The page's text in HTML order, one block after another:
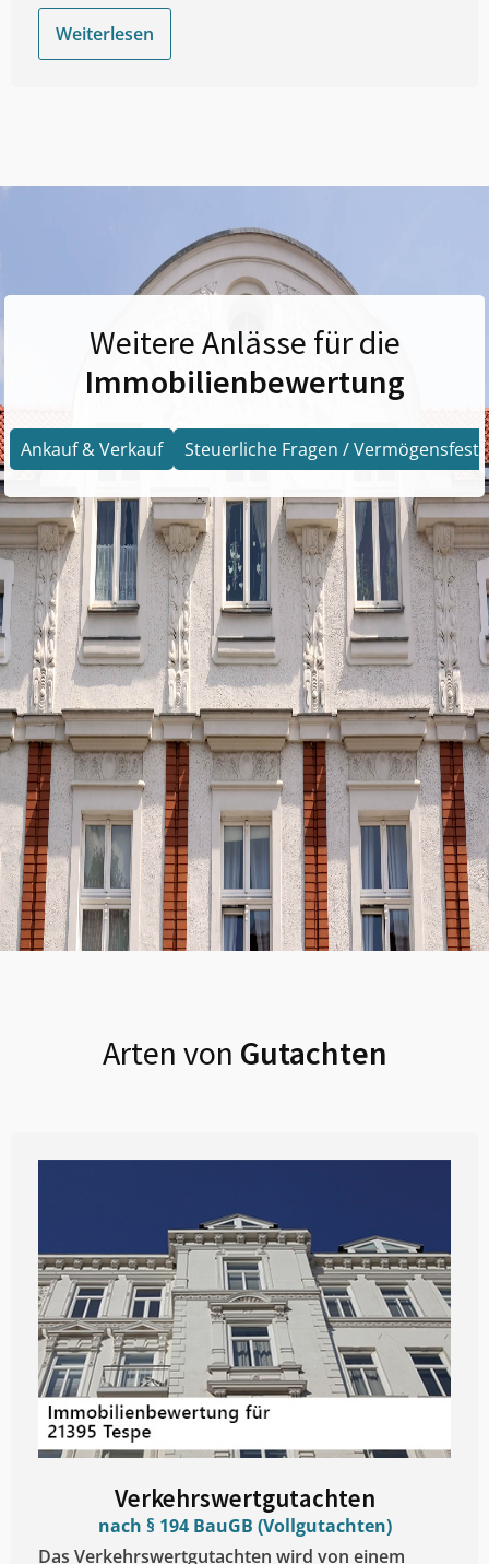
Weiterlesen
Weitere Anlässe für die
Immobilienbewertung
Ankauf & Verkauf Steuerliche Fragen /
Arten von Gutachten
Verkehrswertgutachten
nach § 194 BauGB (Vollgutachten)
Das Verkehrswertgutachten wird von einem